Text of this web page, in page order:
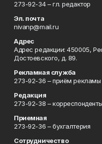
273-92-34 – гл. редактор
Эл. почта
nivanp@mail.ru
Адрес
Адрес редакции: 450005,
Достоевского, д. 89.
Рекламная служба
273-92-36 – приём рекламы
Редакция
273-92-38 – корреспонденты
Приемная
273-92-36 – бухгалтерия
Сотрудничество